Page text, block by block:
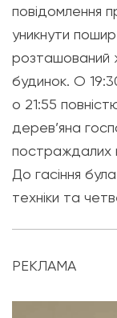
повідомлення
уникнути
розташований
будинок. О
о 21:55
дерев’яна
постраждалих
До гасіння
техніки та
РЕКЛАМА